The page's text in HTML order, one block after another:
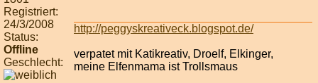
Registriert:
24/3/2008
Status:
Offline
Geschlecht:
http://peggyskreativeck.blogspot.de/
verpatet mit Katikreativ, Droelf, Elkinger,
meine Elfenmama ist Trollsmaus